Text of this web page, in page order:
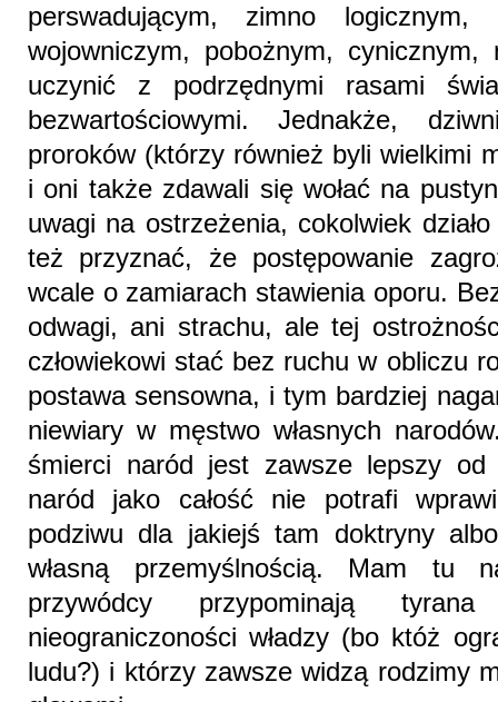
perswadującym, zimno logicznym,
wojowniczym, pobożnym,
uczynić z podrzędnymi rasami
bezwartościowymi. Jednakże,
proroków (którzy również byli wielkimi
i oni także zdawali się wołać na
uwagi na ostrzeżenia, cokolwiek
też przyznać, że postępowanie
wcale o zamiarach stawienia oporu.
odwagi, ani strachu, ale tej
człowiekowi stać bez ruchu w obliczu
postawa sensowna, i tym bardziej
niewiary w męstwo własnych
śmierci naród jest zawsze lepszy od
naród jako całość nie potrafi
podziwu dla jakiejś tam doktryny
własną przemyślnością. Mam tu
przywódcy przypominają
nieograniczoności władzy (bo któż
ludu?) i którzy zawsze widzą rodzimy